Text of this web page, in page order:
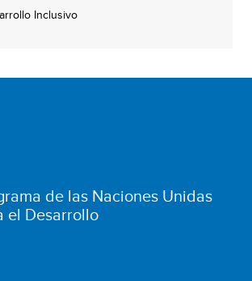
Inclusivo
de las Naciones Unidas
el Desarrollo